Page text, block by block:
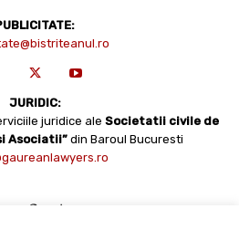
JURIDIC:
juridice ale Societatii civile de
Asociatii” din Baroul Bucuresti